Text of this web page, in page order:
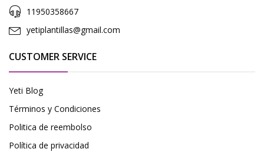
11950358667
yetiplantillas@gmail.com
CUSTOMER SERVICE
Yeti Blog
Términos y Condiciones
Politica de reembolso
Política de privacidad